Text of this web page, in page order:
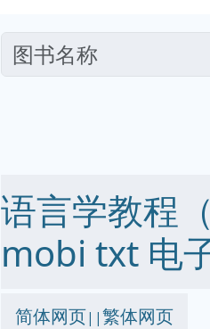
语言学教程
mobi txt 电
简体网页||繁体网页